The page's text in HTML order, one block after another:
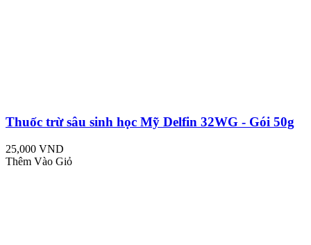
Thuốc trừ sâu sinh học Mỹ Delfin 32WG - Gói 50g
25,000 VND
Thêm Vào Giỏ